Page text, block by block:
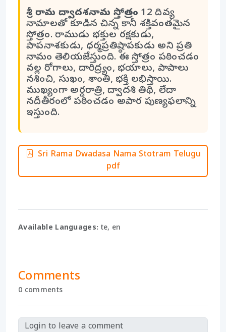
శ్రీ రామ ద్వాదశనామ స్తోత్రం 12 దివ్య
నామాలతో కూడిన చిన్న కానీ శక్తివంతమైన
స్తోత్రం. రాముడు భక్తుల రక్షకుడు,
పాపనాశకుడు, ధర్మప్రతిష్ఠాపకుడు అని ప్రతి
నామం తెలియజేస్తుంది. ఈ స్తోత్రం పఠించడం
వల్ల రోగాలు, దారిద్ర్యం, భయాలు, పాపాలు
నశించి, సుఖం, శాంతి, భక్తి లభిస్తాయి.
ముఖ్యంగా అర్ధరాత్రి, ద్వాదశి తిథి, లేదా
నదీతీరంలో పఠించడం అపార పుణ్యఫలాన్ని
ఇస్తుంది.
Sri Rama Dwadasa Nama Stotram Telugu
pdf
Available Languages: te, en
Comments
0 comments